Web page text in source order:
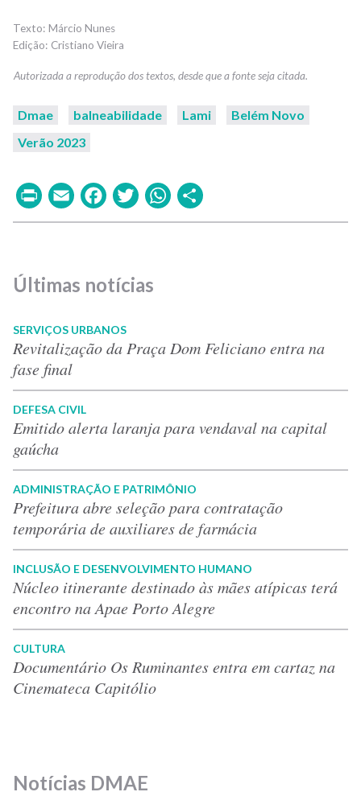
Márcio Nunes
Cristiano Vieira
Dmae balneabilidade Lami
Belém Novo
Verão 2023
PrintEmailFacebook
TwitterWhatsApp
Últimas notícias
SERVIÇOS URBANOS
Revitalização da Praça Dom Feliciano entra na
fase final
DEFESA CIVIL
Emitido alerta laranja para vendaval na capital
gaúcha
ADMINISTRAÇÃO E PATRIMÔNIO
Prefeitura abre seleção para contratação
temporária de auxiliares de farmácia
INCLUSÃO E DESENVOLVIMENTO HUMANO
Núcleo itinerante destinado às mães atípicas terá
encontro na Apae Porto Alegre
CULTURA
Documentário Os Ruminantes entra em cartaz na
Cinemateca Capitólio
Notícias DMAE